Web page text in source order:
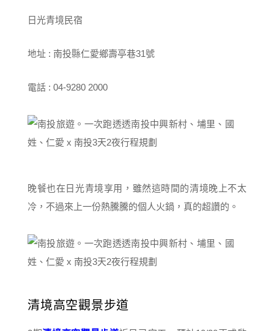
日光青境民宿
地址 : 南投縣仁愛鄉壽亭巷31號
電話 : 04-9280 2000
晚餐也在日光青境享用，雖然這時間的清境晚上不太
冷，不過來上一份熱騰騰的個人火鍋，真的超讚的。
清境高空觀景步道